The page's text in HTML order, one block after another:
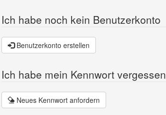
Ich habe noch kein Benutzerkonto
Benutzerkonto erstellen
Ich habe mein Kennwort vergessen
Neues Kennwort anfordern